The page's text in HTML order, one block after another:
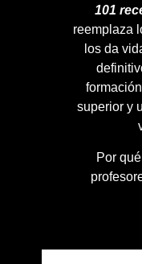
101
reemplaza
los da
superior y
Por